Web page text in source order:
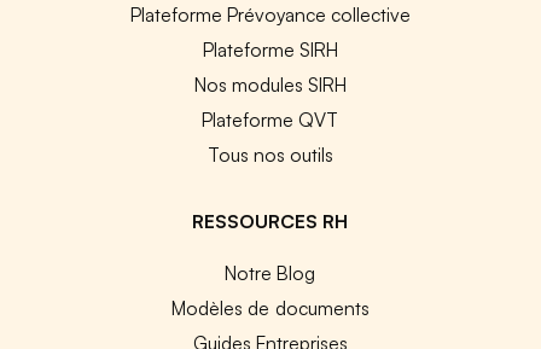
Plateforme Prévoyance collective
Plateforme SIRH
Nos modules SIRH
Plateforme QVT
Tous nos outils
RESSOURCES RH
Notre Blog
Modèles de documents
Guides Entreprises